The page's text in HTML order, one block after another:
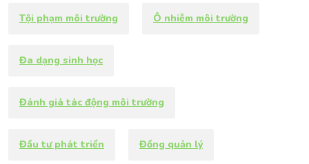
Tội phạm môi trường Ô nhiễm môi trường
Đa dạng sinh học
Đánh giá tác động môi trường
Đầu tư phát triển Đồng quản lý